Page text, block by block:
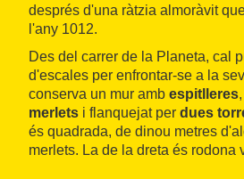
després d'una ràtzia almoràvit
l'any 1012.
Des del carrer de la Planeta, cal
d'escales per enfrontar-se a la
conserva un mur amb espitlleres
merlets i flanquejat per dues
és quadrada, de dinou metres
merlets. La de la dreta és rodona